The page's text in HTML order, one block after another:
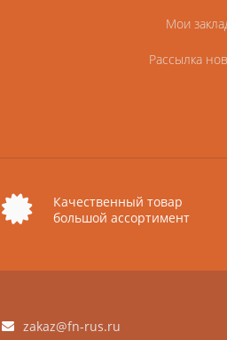
Мои
Рассылка
Качественный товар
большой ассортимент
zakaz@fn-rus.ru